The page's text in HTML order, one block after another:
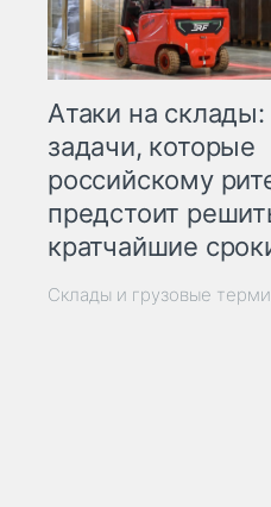
Атаки на
задачи, которые
российскому
предстоит
кратчайшие
Склады и грузовые